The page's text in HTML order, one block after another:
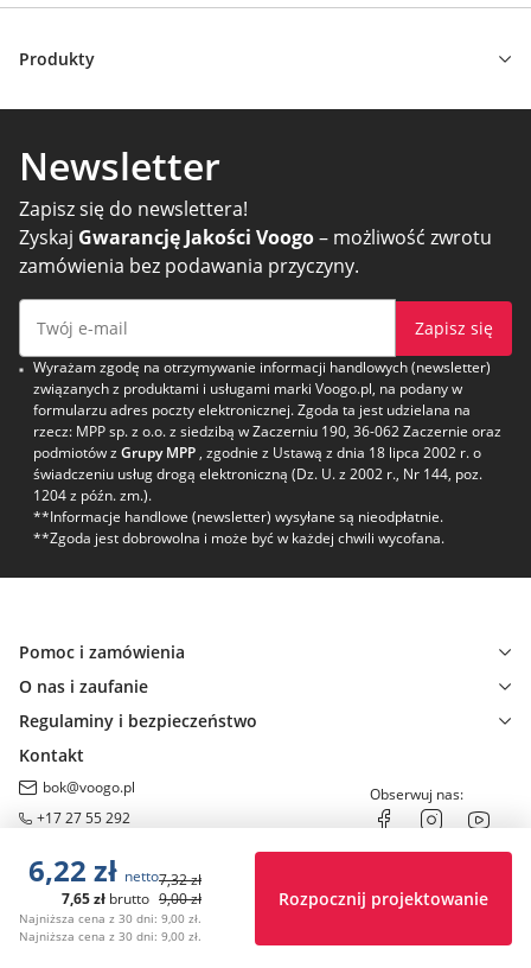
6,22 zł netto7,32zł
7,65zł brutto 9,00zł
Najniższa cena z 30 dni: 9,00 zł.
Najniższa cena z 30 dni: 9,00 zł.
Rozpocznij projektowanie
Produkty
Newsletter
Zapisz się do newslettera!
Zyskaj Gwarancję Jakości Voogo– możliwość zwrotu
zamówienia bez podawania przyczyny.
Zapisz się
Wyrażam zgodę na otrzymywanie informacji handlowych (newsletter)
związanych z produktami i usługami marki Voogo.pl, na podany w
formularzu adres poczty elektronicznej. Zgoda ta jest udzielana na
rzecz: MPP sp. z o.o. z siedzibą w Zaczerniu 190, 36-062 Zaczernie oraz
podmiotów z Grupy MPP , zgodnie z Ustawą z dnia 18 lipca 2002 r. o
świadczeniu usług drogą elektroniczną (Dz. U. z 2002 r., Nr 144, poz.
1204 z późn. zm.).
**Informacje handlowe (newsletter) wysyłane są nieodpłatnie.
**Zgoda jest dobrowolna i może być w każdej chwili wycofana.
Pomoc i zamówienia
O nas i zaufanie
Regulaminy i bezpieczeństwo
Kontakt
bok@voogo.pl
+17 27 55 292
Obserwuj nas:
Wszystkie prawa zastrzeżone. MPP sp. z o.o. © 2026